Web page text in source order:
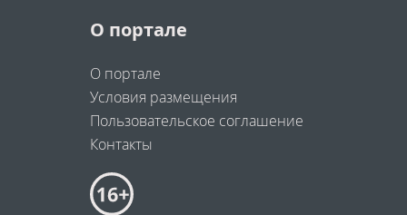
О портале
О портале
Условия размещения
Пользовательское соглашение
Контакты